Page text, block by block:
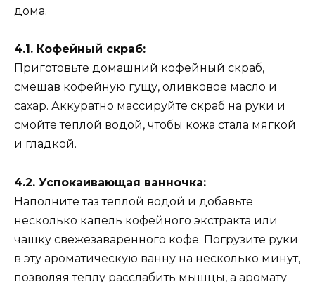
дома.
4.1. Кофейный скраб:
Приготовьте домашний кофейный скраб,
смешав кофейную гущу, оливковое масло и
сахар. Аккуратно массируйте скраб на руки и
смойте теплой водой, чтобы кожа стала мягкой
и гладкой.
4.2. Успокаивающая ванночка:
Наполните таз теплой водой и добавьте
несколько капель кофейного экстракта или
чашку свежезаваренного кофе. Погрузите руки
в эту ароматическую ванну на несколько минут,
позволяя теплу расслабить мышцы, а аромату